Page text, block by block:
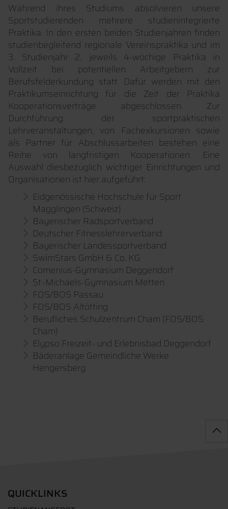
Während ihres Studiums absolvieren unsere
Sportstudierenden mehrere studienintegrierte
Praktika. In den ersten beiden Studienjahren finden
studienbegleitend regionale Vereinspraktika und im
3. Studienjahr 2, jeweils 4-wöchige Praktika in
Vollzeit bei potentiellen Arbeitgebern zur
Berufsfelderkundung statt. Dafür werden mit den
Praktikumseinrichtung für die Zeit der Praktika
Kooperationsverträge abgeschlossen. Zur
Durchführung der sportpraktischen
Lehrveranstaltungen, von Fachexkursionen sowie
als Partner für Abschlussarbeiten bestehen eine
Reihe von langfristigen Kooperationen. Eine
Auswahl diesbezüglich wichtiger Einrichtungen und
Organisationen ist hier aufgeführt:
Eidgenössische Hochschule für Sport
Magglingen (Schweiz)
Bayerischer Radsportverband
Deutscher Fitnesslehrerverband
Bayerischer Landessportverband
SwimStars GmbH & Co. KG
Comenius-Gymnasium Deggendorf
St.-Michaels-Gymnasium Metten
FOS/BOS Passau
FOS/BOS Altötting
Berufliches Schulzentrum Cham (FOS/BOS
Cham)
Elypso Freizeit- und Erlebnisbad Deggendorf
Bäderanlage Gemeindliche Werke
Hengersberg
QUICKLINKS